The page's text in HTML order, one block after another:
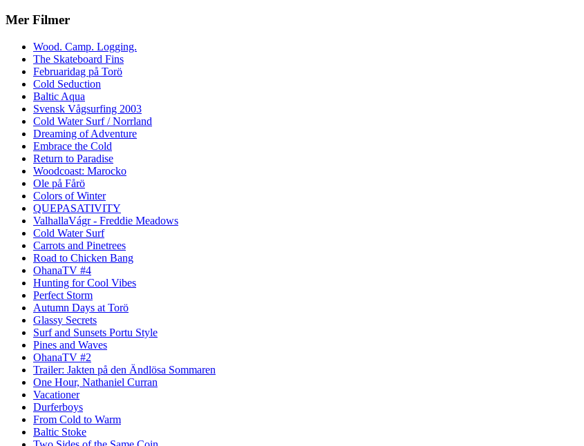
Mer Filmer
Wood. Camp. Logging.
The Skateboard Fins
Februaridag på Torö
Cold Seduction
Baltic Aqua
Svensk Vågsurfing 2003
Cold Water Surf / Norrland
Dreaming of Adventure
Embrace the Cold
Return to Paradise
Woodcoast: Marocko
Ole på Fårö
Colors of Winter
QUEPASATIVITY
ValhallaVágr - Freddie Meadows
Cold Water Surf
Carrots and Pinetrees
Road to Chicken Bang
OhanaTV #4
Hunting for Cool Vibes
Perfect Storm
Autumn Days at Torö
Glassy Secrets
Surf and Sunsets Portu Style
Pines and Waves
OhanaTV #2
Trailer: Jakten på den Ändlösa Sommaren
One Hour, Nathaniel Curran
Vacationer
Durferboys
From Cold to Warm
Baltic Stoke